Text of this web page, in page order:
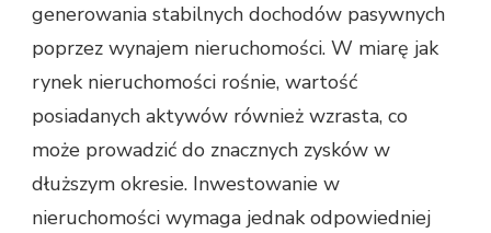
generowania stabilnych dochodów pasywnych
poprzez wynajem nieruchomości. W miarę jak
rynek nieruchomości rośnie, wartość
posiadanych aktywów również wzrasta, co
może prowadzić do znacznych zysków w
dłuższym okresie. Inwestowanie w
nieruchomości wymaga jednak odpowiedniej